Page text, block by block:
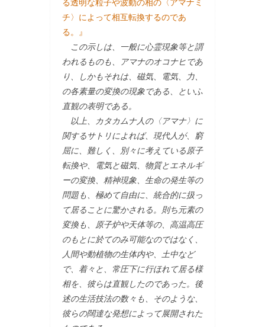
る透明な粒子や波動の相の〈アマナミ
チ〉によって相互転換するのであ
る。』
この示しは、一般に心霊現象等と謂
われるものも、アマナのオコナヒであ
り、しかもそれは、磁気、電気、力、
の各素量の変換の現象である、といふ
直観の表明である。
以上、カタカムナ人の〈アマナ〉に
関するサトリによれば、現代人が、窮
屈に、難しく、別々に考えている原子
転換や、電気と磁気、物質とエネルギ
ーの変換、精神現象、生命の発生等の
問題も、極めて自由に、統合的に扱っ
て居ることに驚かされる。則ち元素の
変換も、原子炉や天体等の、高温高圧
のもとに於てのみ可能なのではなく、
人間や動植物の生体内や、土中など
で、着々と、常圧下に行ほれて居る様
相を、彼らは直観したのであった。後
述の生活技法の数々も、そのような、
彼らの闊達な発想によって展開された